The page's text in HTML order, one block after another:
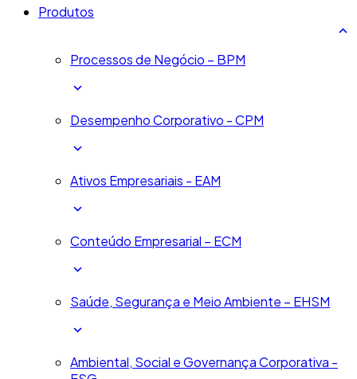
Produtos
Processos de Negócio – BPM
Desempenho Corporativo - CPM
Ativos Empresariais - EAM
Conteúdo Empresarial – ECM
Saúde, Segurança e Meio Ambiente – EHSM
Ambiental, Social e Governança Corporativa -